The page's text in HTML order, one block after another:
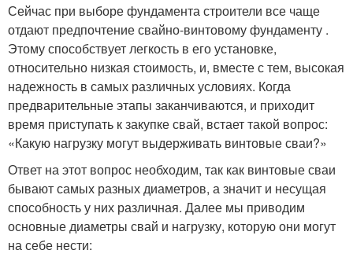
Сейчас при выборе фундамента строители все чаще
отдают предпочтение свайно-винтовому фундаменту .
Этому способствует легкость в его установке,
относительно низкая стоимость, и, вместе с тем, высокая
надежность в самых различных условиях. Когда
предварительные этапы заканчиваются, и приходит
время приступать к закупке свай, встает такой вопрос:
«Какую нагрузку могут выдерживать винтовые сваи?»
Ответ на этот вопрос необходим, так как винтовые сваи
бывают самых разных диаметров, а значит и несущая
способность у них различная. Далее мы приводим
основные диаметры свай и нагрузку, которую они могут
на себе нести: